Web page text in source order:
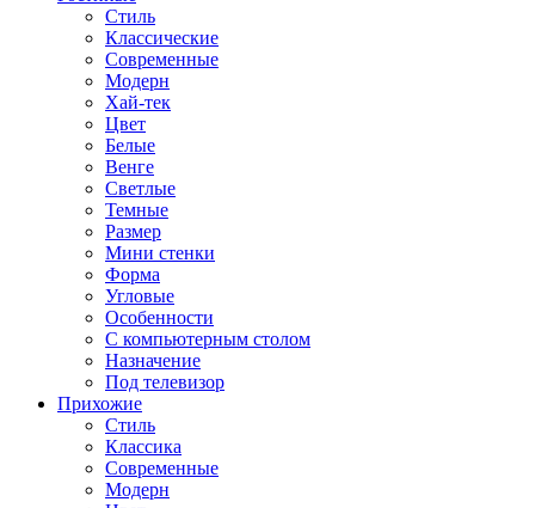
Стиль
Классические
Современные
Модерн
Хай-тек
Цвет
Белые
Венге
Светлые
Темные
Размер
Мини стенки
Форма
Угловые
Особенности
С компьютерным столом
Назначение
Под телевизор
Прихожие
Стиль
Классика
Современные
Модерн